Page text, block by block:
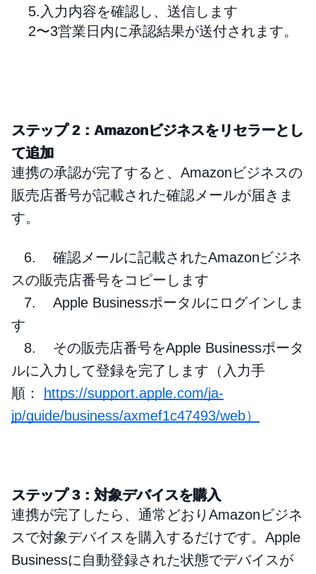
5.入力内容を確認し、送信します
2〜3営業日内に承認結果が送付されます。
ステップ 2：Amazonビジネスをリセラーとし
て追加
連携の承認が完了すると、Amazonビジネスの
販売店番号が記載された確認メールが届きま
す。
6. 確認メールに記載されたAmazonビジネ
スの販売店番号をコピーします
7. Apple Businessポータルにログインしま
す
8. その販売店番号をApple Businessポータ
ルに入力して登録を完了します（入力手
順：
https://support.apple.com/ja-
jp/guide/business/axmef1c47493/web）
ステップ 3：対象デバイスを購入
連携が完了したら、通常どおりAmazonビジネ
スで対象デバイスを購入するだけです。Apple
Businessに自動登録された状態でデバイスが